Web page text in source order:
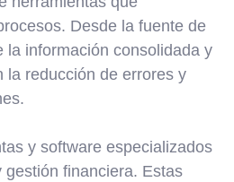
Desde la fuente de
la información consolidada y
la reducción de errores y
y software especializados
gestión financiera. Estas